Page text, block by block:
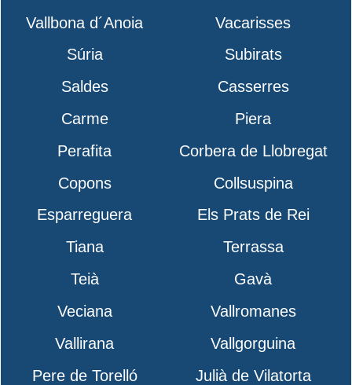
Vallbona d´Anoia
Vacarisses
Súria
Subirats
Saldes
Casserres
Carme
Piera
Perafita
Corbera de Llobregat
Copons
Collsuspina
Esparreguera
Els Prats de Rei
Tiana
Terrassa
Teià
Gavà
Veciana
Vallromanes
Vallirana
Vallgorguina
Pere de Torelló
Julià de Vilatorta